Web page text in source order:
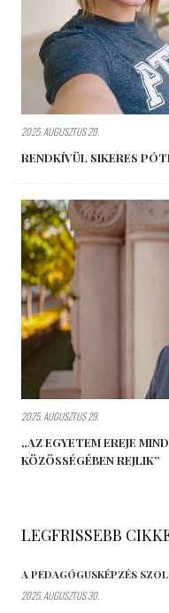
2025. AUGUSZTUS 29.
RENDKÍVÜL SIKERES
2025. AUGUSZTUS 29.
„AZ EGYETEM EREJE
KÖZÖSSÉGÉBEN REJLIK”
LEGFRISSEBB
A PEDAGÓGUSKÉPZÉS
2025. AUGUSZTUS 30.